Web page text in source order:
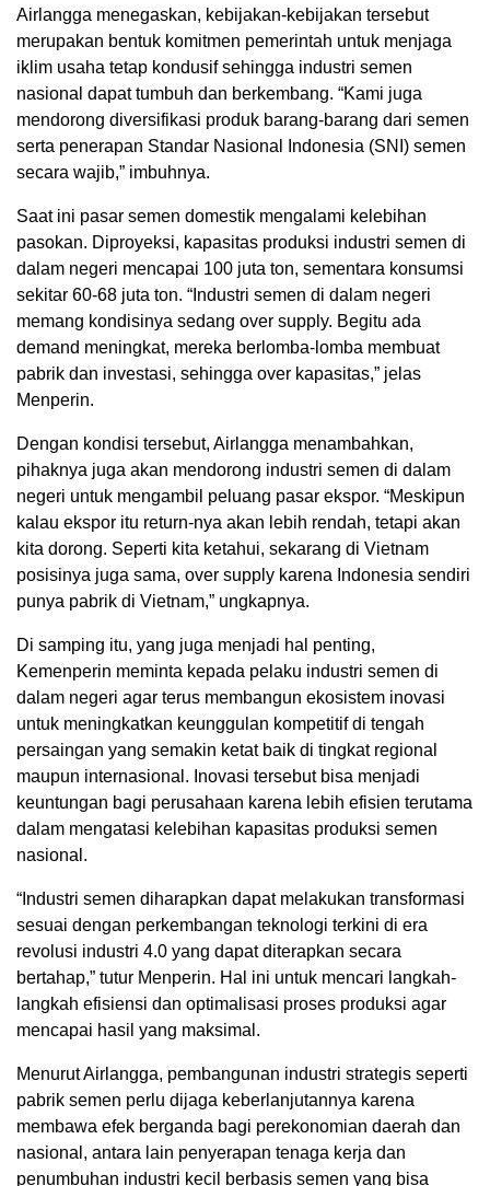
Airlangga menegaskan, kebijakan-kebijakan tersebut
merupakan bentuk komitmen pemerintah untuk menjaga
iklim usaha tetap kondusif sehingga industri semen
nasional dapat tumbuh dan berkembang. “Kami juga
mendorong diversifikasi produk barang-barang dari semen
serta penerapan Standar Nasional Indonesia (SNI) semen
secara wajib,” imbuhnya.
Saat ini pasar semen domestik mengalami kelebihan
pasokan. Diproyeksi, kapasitas produksi industri semen di
dalam negeri mencapai 100 juta ton, sementara konsumsi
sekitar 60-68 juta ton. “Industri semen di dalam negeri
memang kondisinya sedang over supply. Begitu ada
demand meningkat, mereka berlomba-lomba membuat
pabrik dan investasi, sehingga over kapasitas,” jelas
Menperin.
Dengan kondisi tersebut, Airlangga menambahkan,
pihaknya juga akan mendorong industri semen di dalam
negeri untuk mengambil peluang pasar ekspor. “Meskipun
kalau ekspor itu return-nya akan lebih rendah, tetapi akan
kita dorong. Seperti kita ketahui, sekarang di Vietnam
posisinya juga sama, over supply karena Indonesia sendiri
punya pabrik di Vietnam,” ungkapnya.
Di samping itu, yang juga menjadi hal penting,
Kemenperin meminta kepada pelaku industri semen di
dalam negeri agar terus membangun ekosistem inovasi
untuk meningkatkan keunggulan kompetitif di tengah
persaingan yang semakin ketat baik di tingkat regional
maupun internasional. Inovasi tersebut bisa menjadi
keuntungan bagi perusahaan karena lebih efisien terutama
dalam mengatasi kelebihan kapasitas produksi semen
nasional.
“Industri semen diharapkan dapat melakukan transformasi
sesuai dengan perkembangan teknologi terkini di era
revolusi industri 4.0 yang dapat diterapkan secara
bertahap,” tutur Menperin. Hal ini untuk mencari langkah-
langkah efisiensi dan optimalisasi proses produksi agar
mencapai hasil yang maksimal.
Menurut Airlangga, pembangunan industri strategis seperti
pabrik semen perlu dijaga keberlanjutannya karena
membawa efek berganda bagi perekonomian daerah dan
nasional, antara lain penyerapan tenaga kerja dan
penumbuhan industri kecil berbasis semen yang bisa